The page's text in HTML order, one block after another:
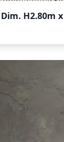
H2.80m x